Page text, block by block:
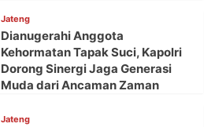
Jateng
Dianugerahi Anggota
Kehormatan Tapak Suci, Kapolri
Dorong Sinergi Jaga Generasi
Muda dari Ancaman Zaman
Jateng